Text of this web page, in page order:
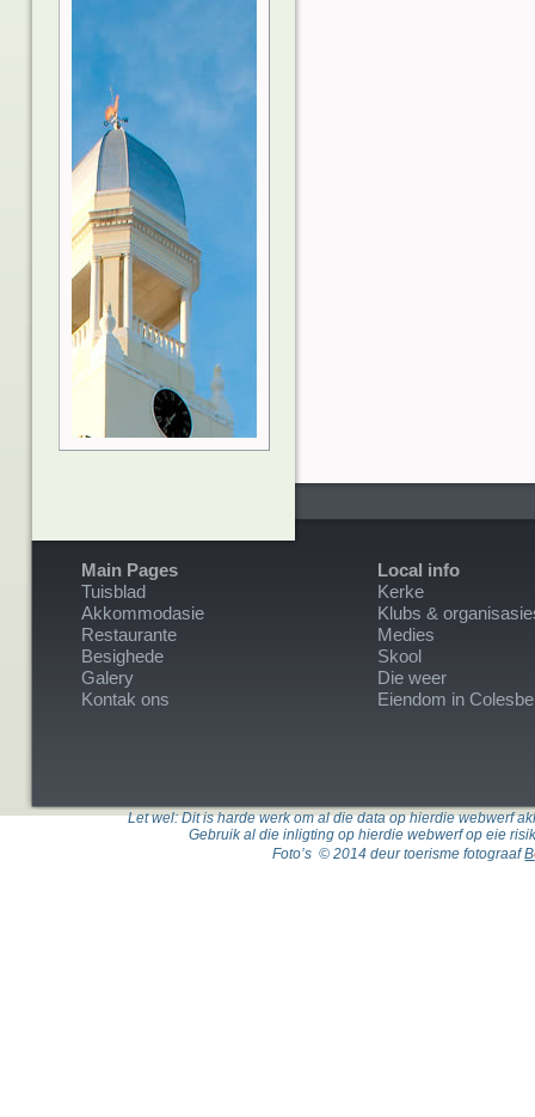
Main Pages
Tuisblad
Akkommodasie
Restaurante
Besighede
Galery
Kontak ons
Local info
Kerke
Klubs &
Medies
Skool
Die weer
Eiendom in
Let wel: Dit is harde werk om al die data op hierdie webwerf
Gebruik al die inligting op hierdie webwerf op eie
Foto’s © 2014 deur toerisme fotograafB